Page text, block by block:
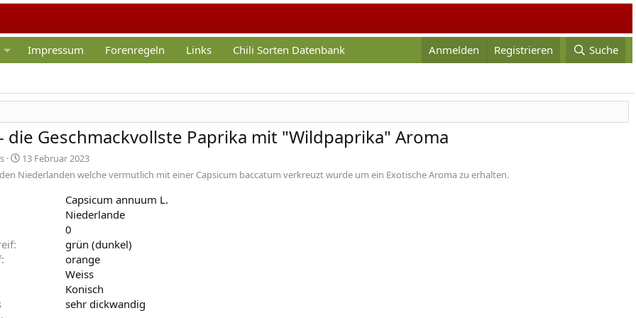
Impressum Forenregeln Links Chili Sorten Datenbank Anmelden Registrieren Suche
die Geschmackvollste Paprika mit "Wildpaprika" Aroma
E
r
13 Februar 2023
Niederlanden welche vermutlich mit einer Capsicum baccatum verkreuzt wurde um ein Exotische Aroma zu erhalten.
Capsicum annuum L.
Niederlande
0
grün (dunkel)
orange
Weiss
Konisch
sehr dickwandig